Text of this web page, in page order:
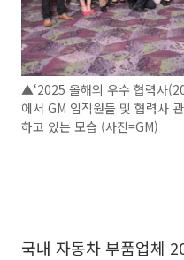
▲‘2025 올해의 우수 협력사
에서 GM 임직원들 및 협력사
하고 있는 모습 (사진=GM)
국내 자동차 부품업체